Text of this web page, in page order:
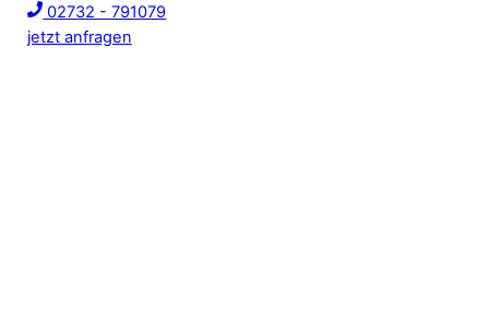
02732 - 791079
jetzt anfragen